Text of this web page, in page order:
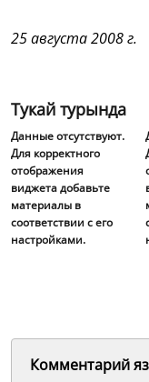
25 августа 2008 г.
Тукай турында
Данные отсутствуют.
Для корректного
отображения
виджета добавьте
материалы в
соответствии с его
настройками.
Комментарий